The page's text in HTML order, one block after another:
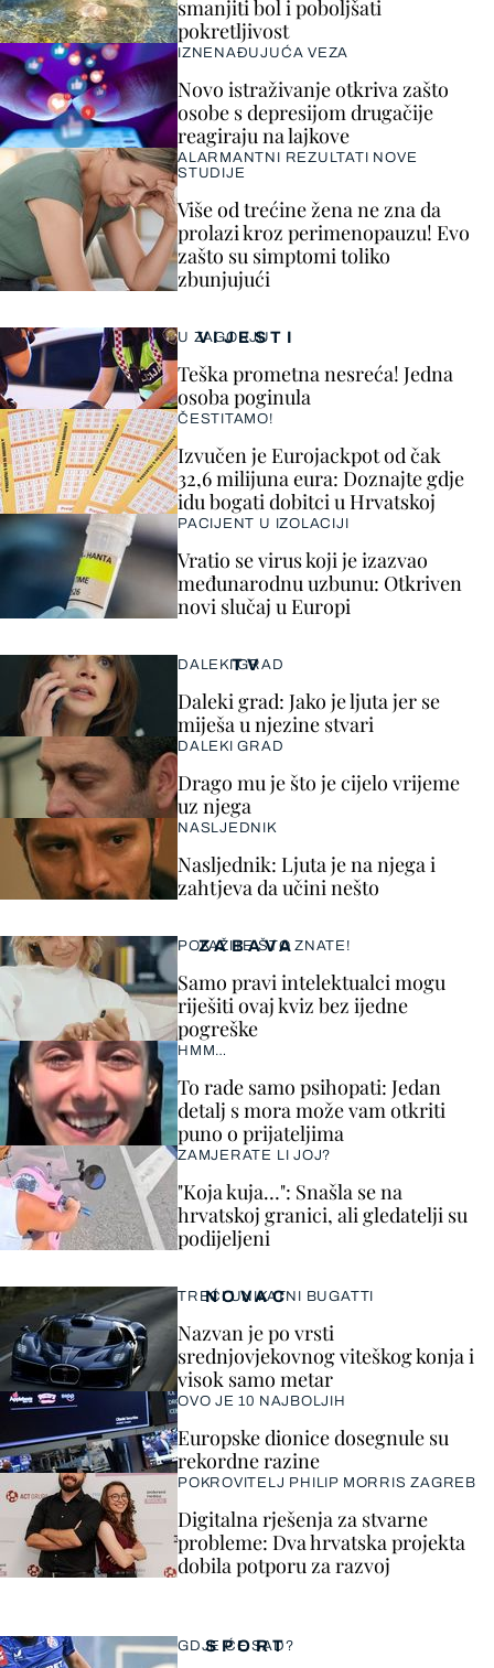
VIJESTI
U ZAGORJU
Teška prometna nesreća! Jedna
osoba poginula
ČESTITAMO!
Izvučen je Eurojackpot od čak
32,6 milijuna eura: Doznajte gdje
idu bogati dobitci u Hrvatskoj
PACIJENT U IZOLACIJI
Vratio se virus koji je izazvao
međunarodnu uzbunu: Otkriven
novi slučaj u Europi
smanjiti bol i poboljšati
pokretljivost
IZNENAĐUJUĆA VEZA
Novo istraživanje otkriva zašto
osobe s depresijom drugačije
reagiraju na lajkove
ALARMANTNI REZULTATI NOVE
STUDIJE
Više od trećine žena ne zna da
prolazi kroz perimenopauzu! Evo
zašto su simptomi toliko
zbunjujući
ZABAVA
POKAŽITE ŠTO ZNATE!
Samo pravi intelektualci mogu
riješiti ovaj kviz bez ijedne
pogreške
HMM…
To rade samo psihopati: Jedan
detalj s mora može vam otkriti
puno o prijateljima
ZAMJERATE LI JOJ?
"Koja kuja…": Snašla se na
hrvatskoj granici, ali gledatelji su
podijeljeni
SPORT
GDJE ĆE SAD?
TV
DALEKI GRAD
Daleki grad: Jako je ljuta jer se
miješa u njezine stvari
DALEKI GRAD
Drago mu je što je cijelo vrijeme
uz njega
NASLJEDNIK
Nasljednik: Ljuta je na njega i
zahtjeva da učini nešto
NOVAC
TREĆI UNIKATNI BUGATTI
Nazvan je po vrsti
srednjovjekovnog viteškog konja i
visok samo metar
OVO JE 10 NAJBOLJIH
Europske dionice dosegnule su
rekordne razine
POKROVITELJ PHILIP MORRIS ZAGREB
Digitalna rješenja za stvarne
probleme: Dva hrvatska projekta
dobila potporu za razvoj